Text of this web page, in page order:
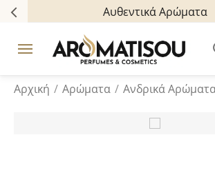
Αυθεντικά Αρώματα
Αρχική / Αρώματα / Ανδρικά